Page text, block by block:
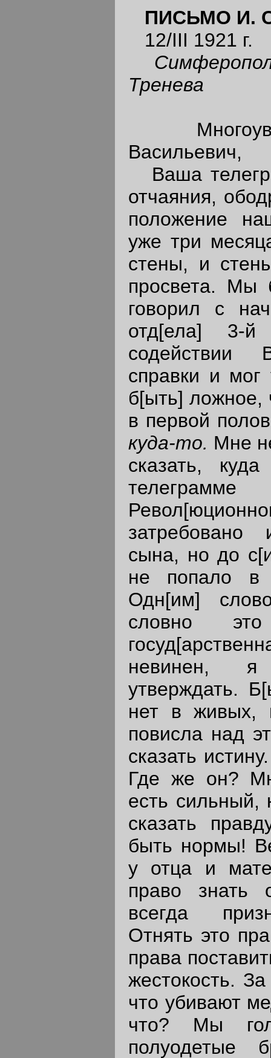
ПИСЬМО И.
12/III 1921 г.
Тренева
Васильевич,
Ваша
отчаяния,
положение
уже три
стены, и
просвета. Мы
говорил с
отд[ела] 3-
содействии
справки и мог
б[ыть] ложное,
в первой
куда-то. Мне
сказать,
сына, но до
не попало в
Одн[им]
словно
невинен,
утверждать.
нет в живых,
повисла над
сказать
Где же он?
есть сильный,
сказать
быть нормы!
у отца и
право
всегда
Отнять это
права
жестокость.
что убивают
что? Мы
полуодетые